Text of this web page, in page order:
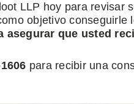
LLP hoy para revisar
objetivo
asegurar que usted
para recibir una